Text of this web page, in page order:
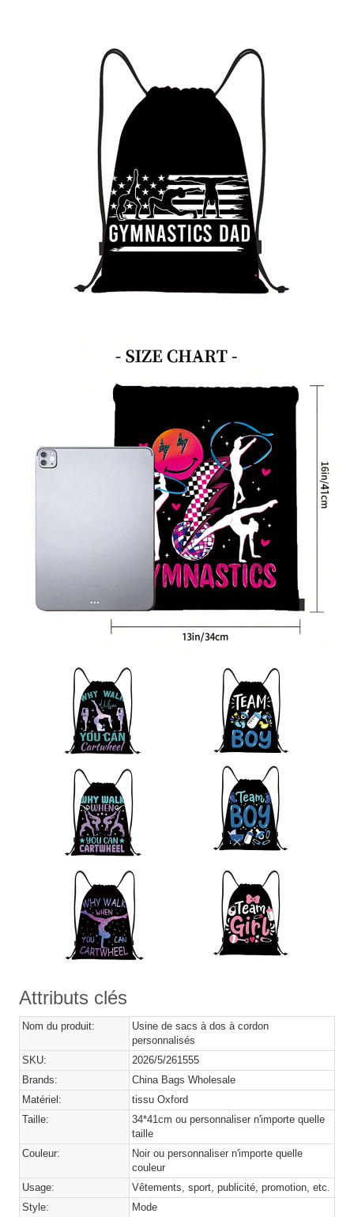
Attributs clés
Nom du produit:
Usine de sacs à dos à cordon
personnalisés
SKU:
2026/5/261555
Brands:
China Bags Wholesale
Matériel:
tissu Oxford
Taille:
34*41cm ou personnaliser n'importe quelle
taille
Couleur:
Noir ou personnaliser n'importe quelle
couleur
Usage:
Vêtements, sport, publicité, promotion, etc.
Style:
Mode